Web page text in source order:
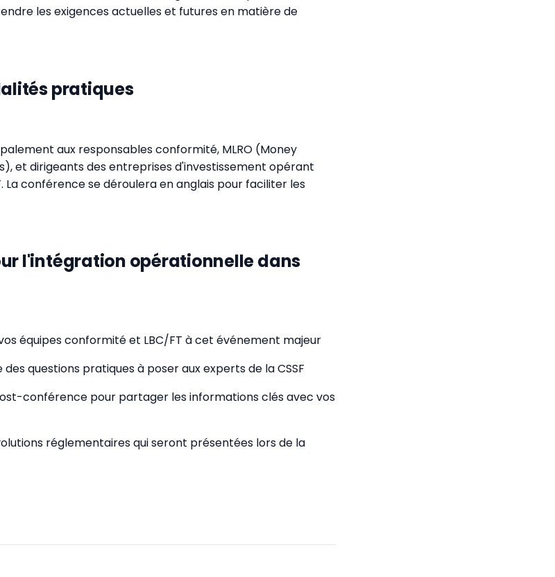
les exigences actuelles et futures en matière de
pratiques
aux responsables conformité, MLRO (Money
et dirigeants des entreprises d'investissement opérant
La conférence se déroulera en anglais pour faciliter les
l'intégration opérationnelle dans
équipes conformité et LBC/FT à cet événement majeur
questions pratiques à poser aux experts de la CSSF
conférence pour partager les informations clés avec vos
réglementaires qui seront présentées lors de la